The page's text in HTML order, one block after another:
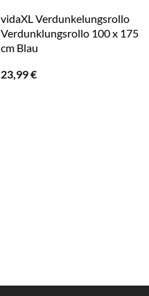
vidaXL Verdunkelungsrollo
Verdunklungsrollo 100 x 175
cm Blau
23,99€